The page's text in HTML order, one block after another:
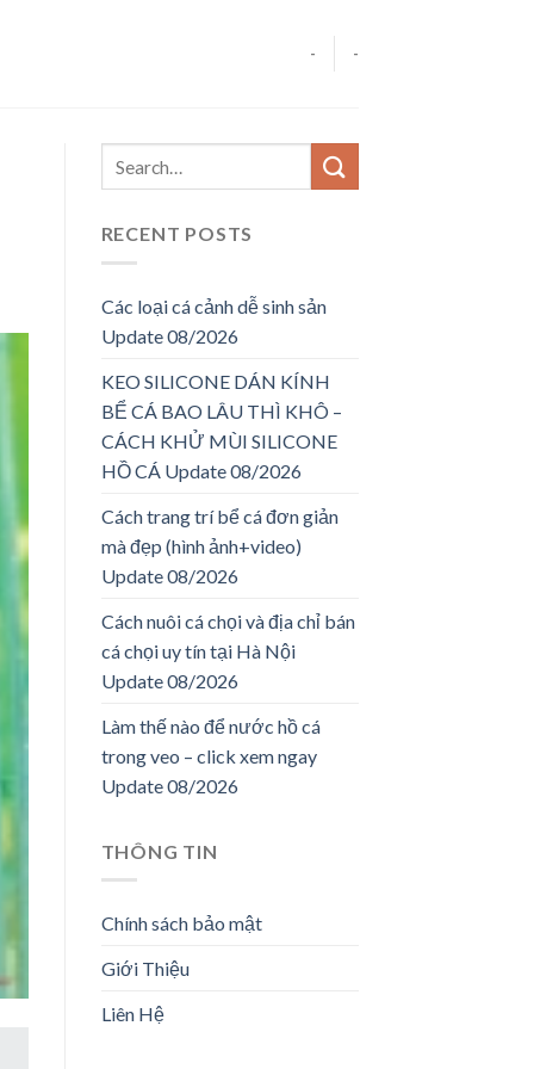
- -
RECENT POSTS
Các loại cá cảnh dễ sinh sản
Update 08/2026
KEO SILICONE DÁN KÍNH
BỂ CÁ BAO LÂU THÌ KHÔ –
CÁCH KHỬ MÙI SILICONE
HỒ CÁ Update 08/2026
Cách trang trí bể cá đơn giản
mà đẹp (hình ảnh+video)
Update 08/2026
Cách nuôi cá chọi và địa chỉ bán
cá chọi uy tín tại Hà Nội
Update 08/2026
Làm thế nào để nước hồ cá
trong veo – click xem ngay
Update 08/2026
THÔNG TIN
Chính sách bảo mật
Giới Thiệu
Liên Hệ